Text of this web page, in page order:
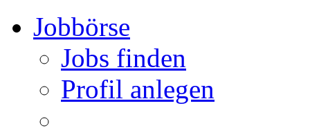
Jobbörse
Jobs finden
Profil anlegen